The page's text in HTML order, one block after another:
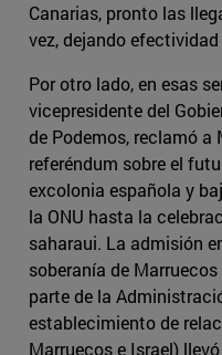
Canarias, pronto las
vez, dejando
Por otro lado, en esas
vicepresidente del
de Podemos, reclamó a
referéndum sobre el
excolonia española y
la ONU hasta la
saharaui. La admisión
soberanía de
parte de la
establecimiento de
Marruecos e Israel)